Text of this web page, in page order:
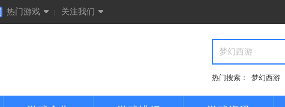
热门游戏
全民突击
关注我们
热门搜索： 梦幻西游